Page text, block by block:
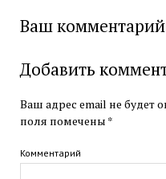
Ваш
Добавить
Ваш адрес email не будет
поля помечены *
Комментарий